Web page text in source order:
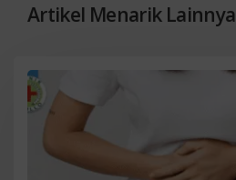
Artikel Menarik Lainnya